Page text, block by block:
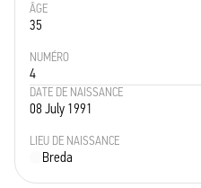
ÂGE
35
NUMÉRO
4
DATE DE NAISSANCE
08 July 1991
LIEU DE NAISSANCE
Breda